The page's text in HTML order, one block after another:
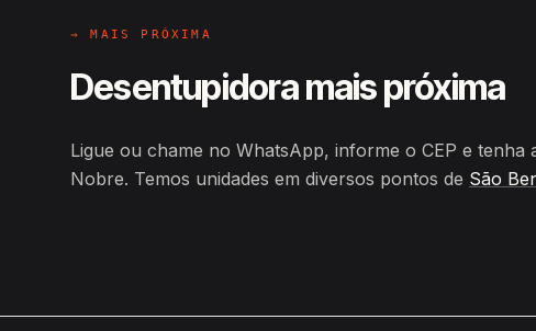
→ MAIS PRÓXIMA
Desentupidora mais próxima
Ligue ou chame no WhatsApp, informe o CEP e tenha
Nobre. Temos unidades em diversos pontos de São